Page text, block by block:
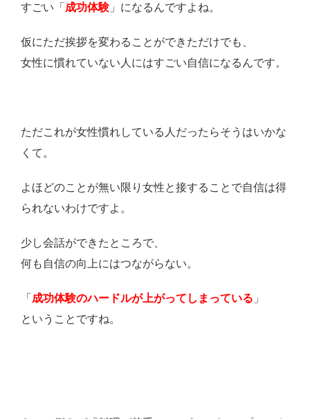
すごい「 成功体験」になるんですよね。
仮にただ挨拶を変わることができただけでも、
女性に慣れていない人にはすごい自信になるんです。
ただこれが女性慣れしている人だったらそうはいかな
くて。
よほどのことが無い限り女性と接することで自信は得
られないわけですよ。
少し会話ができたところで、
何も自信の向上にはつながらない。
「 成功体験のハードルが上がってしまっている 」
ということですね。